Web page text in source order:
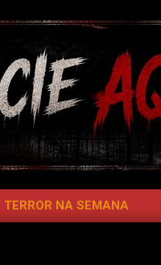
TERROR NA SEMANA